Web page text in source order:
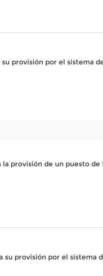
provisión por el sistema
provisión de un puesto
provisión por el sistema